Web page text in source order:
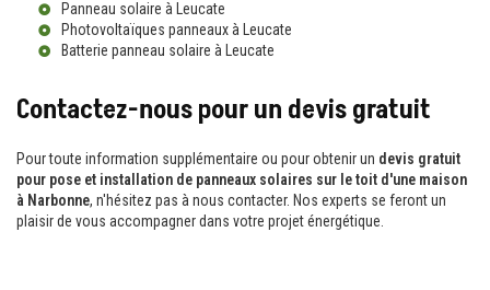
Panneau solaire à Leucate
Photovoltaïques panneaux à Leucate
Batterie panneau solaire à Leucate
Contactez-nous pour un devis gratuit
Pour toute information supplémentaire ou pour obtenir un devis gratuit
pour pose et installation de panneaux solaires sur le toit d'une maison
à Narbonne, n'hésitez pas à nous contacter. Nos experts se feront un
plaisir de vous accompagner dans votre projet énergétique.